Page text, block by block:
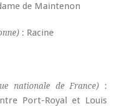
de Maintenon
: Racine
nationale de France) :
Port-Royal et Louis